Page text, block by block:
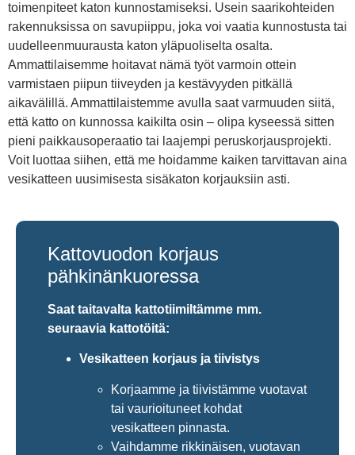
toimenpiteet katon kunnostamiseksi. Usein saarikohteiden
rakennuksissa on savupiippu, joka voi vaatia kunnostusta tai
uudelleenmuurausta katon yläpuoliselta osalta.
Ammattilaisemme hoitavat nämä työt varmoin ottein
varmistaen piipun tiiveyden ja kestävyyden pitkällä
aikavälillä. Ammattilaistemme avulla saat varmuuden siitä,
että katto on kunnossa kaikilta osin – olipa kyseessä sitten
pieni paikkausoperaatio tai laajempi peruskorjausprojekti.
Voit luottaa siihen, että me hoidamme kaiken tarvittavan aina
vesikatteen uusimisesta sisäkaton korjauksiin asti.
Kattovuodon korjaus
pähkinänkuoressa
Saat taitavalta kattotiimiltämme mm.
seuraavia kattotöitä:
Vesikatteen korjaus ja tiivistys
Korjaamme ja tiivistämme vuotavat
tai vaurioituneet kohdat
vesikatteen pinnasta.
Vaihdamme rikkinäisen, vuotavan